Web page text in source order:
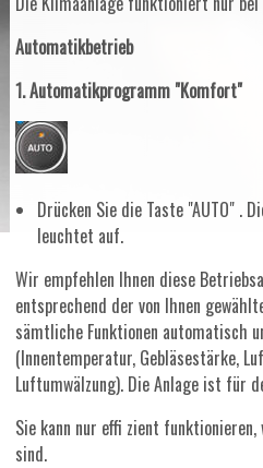
Automatikbetrieb
1. Automatikprogramm "Komfort"
Drücken Sie die Taste "AUTO" .
leuchtet auf.
Wir empfehlen Ihnen diese
entsprechend der von Ihnen
sämtliche Funktionen automatisch
(Innentemperatur, Gebläsestärke,
Luftumwälzung). Die Anlage ist für
Sie kann nur effi zient funktionieren,
sind.